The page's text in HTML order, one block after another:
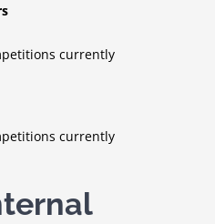
currently
currently